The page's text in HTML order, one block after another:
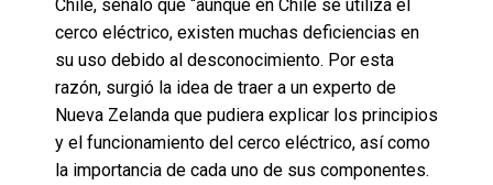
Chile, señaló que “aunque en Chile se utiliza el
cerco eléctrico, existen muchas deficiencias en
su uso debido al desconocimiento. Por esta
razón, surgió la idea de traer a un experto de
Nueva Zelanda que pudiera explicar los principios
y el funcionamiento del cerco eléctrico, así como
la importancia de cada uno de sus componentes.